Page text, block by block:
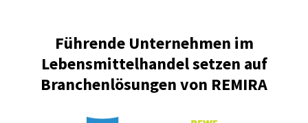
Führende Unternehmen im
Lebensmittelhandel setzen auf
Branchenlösungen von REMIRA